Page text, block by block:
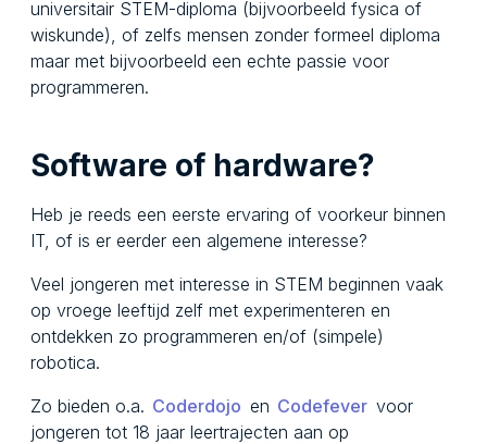
universitair STEM-diploma (bijvoorbeeld fysica of
wiskunde), of zelfs mensen zonder formeel diploma
maar met bijvoorbeeld een echte passie voor
programmeren.
Software of hardware?
Heb je reeds een eerste ervaring of voorkeur binnen
IT, of is er eerder een algemene interesse?
Veel jongeren met interesse in STEM beginnen vaak
op vroege leeftijd zelf met experimenteren en
ontdekken zo programmeren en/of (simpele)
robotica.
Zo bieden o.a. Coderdojo en Codefever voor
jongeren tot 18 jaar leertrajecten aan op